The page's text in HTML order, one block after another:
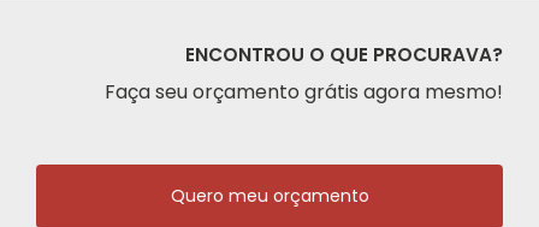
ENCONTROU O QUE PROCURAVA?
Faça seu orçamento grátis agora mesmo!
Quero meu orçamento